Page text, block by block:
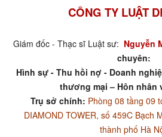
CÔNG TY LUẬT
Giám đốc - Thạc sĩ Luật sư: Nguyễn
chuyên:
Hình sự - Thu hồi nợ - Doanh
thương mại – Hôn nhân
Trụ sở chính: Phòng 08 tầng 09
DIAMOND TOWER, số 459C Bạch
thành phố Hà